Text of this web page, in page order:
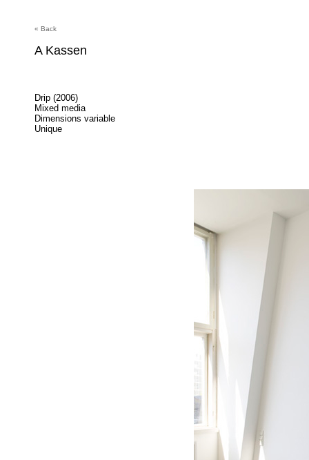
« Back
A Kassen
Drip (2006)
Mixed media
Dimensions variable
Unique